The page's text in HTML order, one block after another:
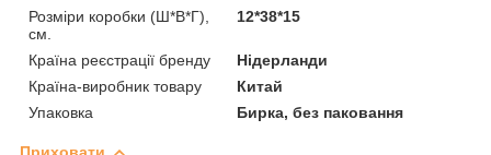
Розміри коробки (Ш*В*Г),
см.
12*38*15
Країна реєстрації бренду
Нідерланди
Країна-виробник товару
Китай
Упаковка
Бирка, без паковання
Приховати